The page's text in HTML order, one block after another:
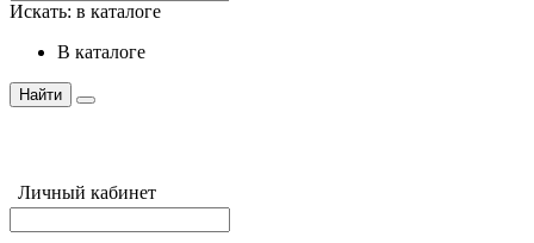
Искать: в каталоге
в каталоге
Найти
Личный кабинет